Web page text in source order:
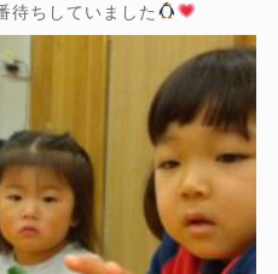
待ちしていました